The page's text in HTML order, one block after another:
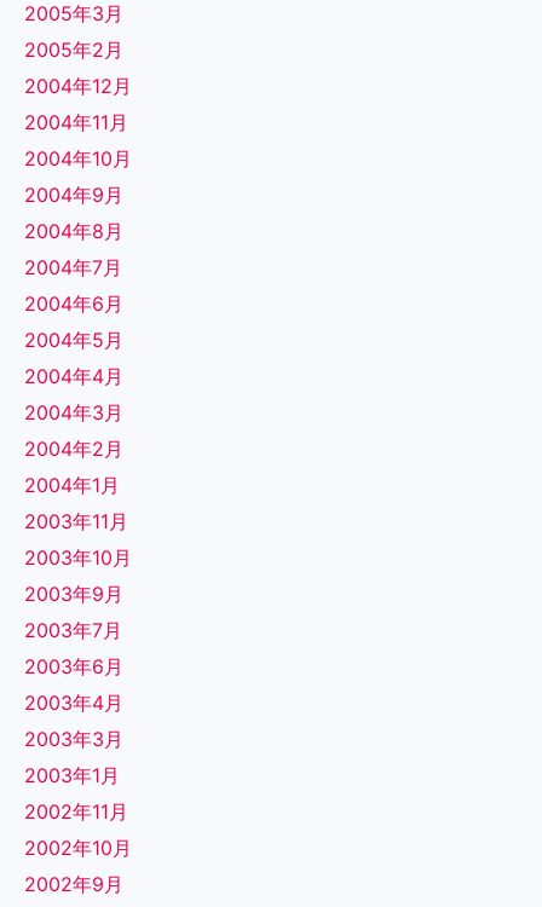
2005年3月
2005年2月
2004年12月
2004年11月
2004年10月
2004年9月
2004年8月
2004年7月
2004年6月
2004年5月
2004年4月
2004年3月
2004年2月
2004年1月
2003年11月
2003年10月
2003年9月
2003年7月
2003年6月
2003年4月
2003年3月
2003年1月
2002年11月
2002年10月
2002年9月